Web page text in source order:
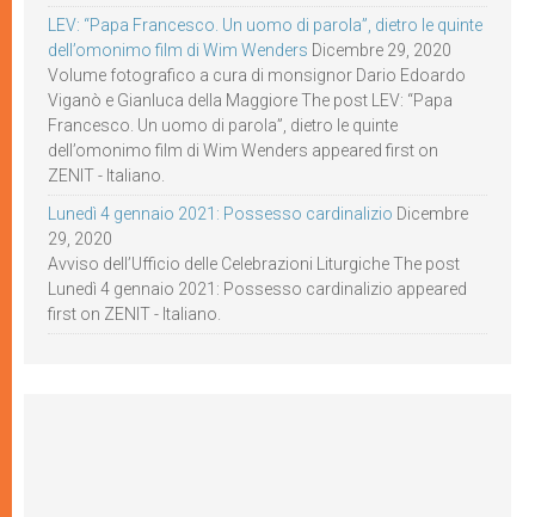
LEV: “Papa Francesco. Un uomo di parola”, dietro le quinte
dell’omonimo film di Wim Wenders Dicembre 29, 2020
Volume fotografico a cura di monsignor Dario Edoardo
Viganò e Gianluca della Maggiore The post LEV: “Papa
Francesco. Un uomo di parola”, dietro le quinte
dell’omonimo film di Wim Wenders appeared first on
ZENIT - Italiano.
Lunedì 4 gennaio 2021: Possesso cardinalizio Dicembre
29, 2020
Avviso dell’Ufficio delle Celebrazioni Liturgiche The post
Lunedì 4 gennaio 2021: Possesso cardinalizio appeared
first on ZENIT - Italiano.